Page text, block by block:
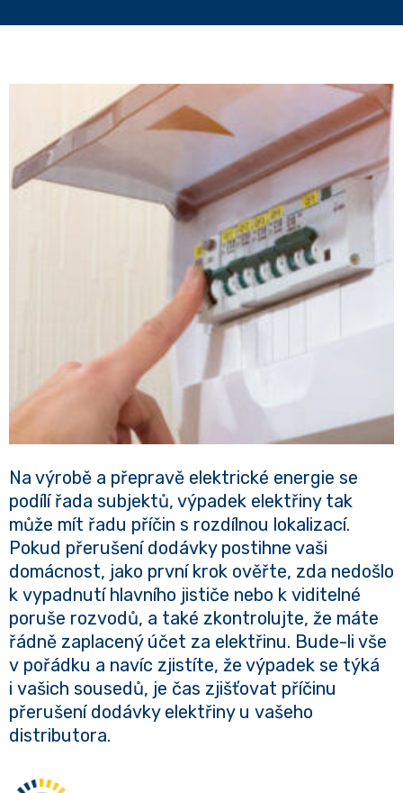
Na výrobě a přepravě elektrické energie se
podílí řada subjektů, výpadek elektřiny tak
může mít řadu příčin s rozdílnou lokalizací.
Pokud přerušení dodávky postihne vaši
domácnost, jako první krok ověřte, zda nedošlo
k vypadnutí hlavního jističe nebo k viditelné
poruše rozvodů, a také zkontrolujte, že máte
řádně zaplacený účet za elektřinu. Bude-li vše
v pořádku a navíc zjistíte, že výpadek se týká
i vašich sousedů, je čas zjišťovat příčinu
přerušení dodávky elektřiny u vašeho
distributora.